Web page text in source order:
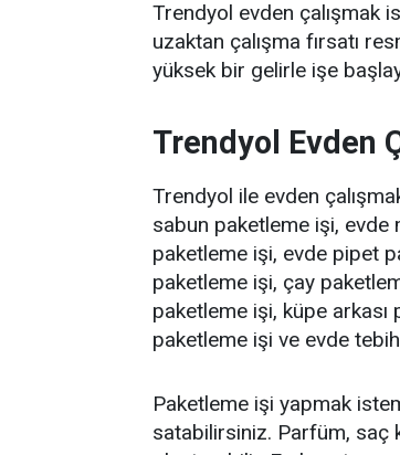
Trendyol evden çalışmak
uzaktan çalışma fırsatı
yüksek bir gelirle işe
Trendyol Evden
Trendyol ile evden
sabun paketleme işi, evde
paketleme işi, evde pipet
paketleme işi, çay
paketleme işi, küpe
paketleme işi ve evde
Paketleme işi yapmak
satabilirsiniz. Parfüm, saç